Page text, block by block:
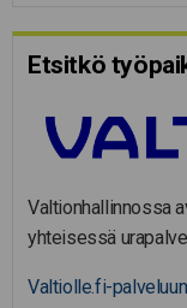
Etsitkö
Valtionhallinnossa
yhteisessä
Valtiolle.fi-palveluun